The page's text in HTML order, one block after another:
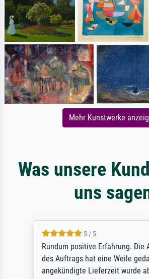
Mehr Kunstwerke
Was unsere
uns
5 / 5
Rundum positive Erfahrung. Die
des Auftrags hat eine Weile
angekündigte Lieferzeit wurde